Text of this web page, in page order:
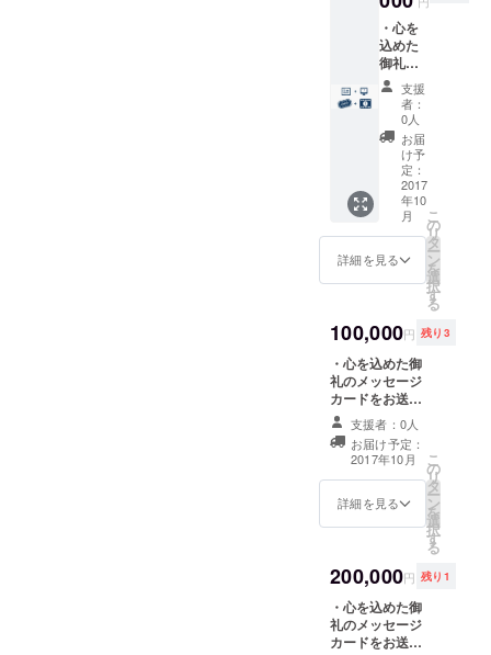
きま
す！
レジッ
トを表
記させ
ていた
だきま
す。
（ご希
望者の
み） ・
年間を
通して
使用で
きる今
回だけ
のお得
をお送
りさせ
ていた
だきま
す！ ※
お披露
目レセ
プショ
ン上映
会では
使用で
・心を
込めた
御礼の
メッ
セージ
カード
をお送
りさせ
ていた
だきま
す。 ・
今回新
たに立
ち上げ
る予定
のHPに
者とし
てのク
レジッ
トを表
記させ
だきま
す。
（ご希
望者の
み） ・
きる鑑
賞券1枚
をお送
りさせ
ていた
支援
者：
0人
お届
け予
定：
2017
年10
月
詳細を見る
こ
の
リ
タ
ー
ン
を
選
択
す
る
100,000円 残り3
・心を込めた御
礼のメッセージ
カードをお送り
させていただき
ます。 ・今回新
たに立ち上げる
予定のHPにご協
力者としてのク
レジットを表記
ICOUをプライ
ベートの貸し切
りでディナーを
しながらお好き
な映画を鑑賞で
支援者：0人
お届け予定：
2017年10月
詳細を見る
こ
の
リ
タ
ー
ン
を
選
択
す
る
200,000円 残り1
・心を込めた御
礼のメッセージ
カードをお送り